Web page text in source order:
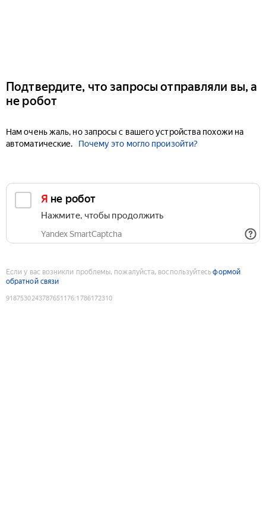
Подтвердите, что запросы отправляли вы, а
не робот
Нам очень жаль, но запросы с вашего устройства похожи на
автоматические.
Почему это могло произойти?
Я не робот
Нажмите, чтобы продолжить
Yandex SmartCaptcha
Если у вас возникли проблемы, пожалуйста, воспользуйтесьформой
обратной связи
9187530243787651176:1786172310